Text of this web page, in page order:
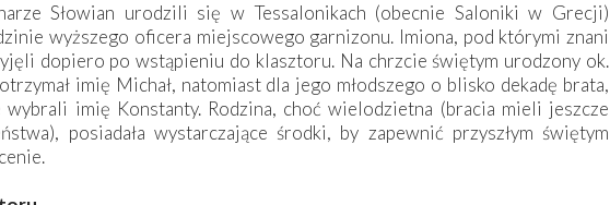
Słowian urodzili się w Tessalonikach (obecnie Saloniki w Grecji)
wyższego oficera miejscowego garnizonu. Imiona, pod którymi znani
dopiero po wstąpieniu do klasztoru. Na chrzcie świętym urodzony ok.
imię Michał, natomiast dla jego młodszego o blisko dekadę brata,
wybrali imię Konstanty. Rodzina, choć wielodzietna (bracia mieli jeszcze
posiadała wystarczające środki, by zapewnić przyszłym świętym